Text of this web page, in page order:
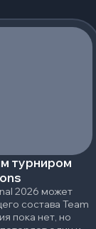
турниром
2026 может
состава Team
пока нет, но